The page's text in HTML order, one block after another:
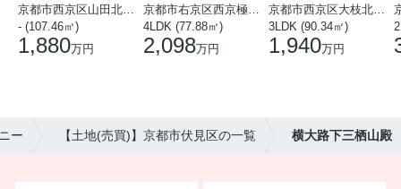
- (107.46㎡)
1,880万円
4LDK (77.88㎡)
2,098万円
3LDK (90.34㎡)
1,940万円
ー 【土地(売買)】京都市伏見区の一覧 横大路下三栖山殿